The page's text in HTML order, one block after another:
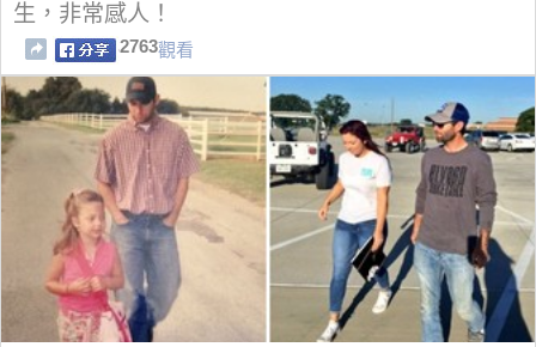
生，非常感人！
2763觀看